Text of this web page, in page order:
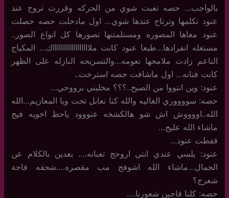
بالواجب… حصه تعبت شوي من الحركه وقررت تروح عند
عنود تكلمها وترتاح عندها شوي… اول مادخلت حصه حصلت
عنود معاها المصوره ومستلمتنها تصورها كل انواع الصور..
مستغله انفرادها…طبعا عنود كانت ملااااااااااااااااااك… المكياج
الناعم زادت ملامحها نعومه…والتسريحه النازله على الظهر
كانت فنانه… اول ماشافت حصه استرخت..
عنود: وين انتووا من الصبح..؟؟؟ مخليني برووحي…
حصه: سووووري الغاليه والله كنا نعابل تحت ويا المعازيم…الله
الله..اووووش اش شو هالكشخه عنووود ياحظ اخويه فيج
ماشاء الله عليج…
قفطت عنود…
عنود: يلسي عندي انتي اروحج تعبانه…. بعدين بالكلام عن
الجمال…ماشاء الله اشوفج مب مقصره….شحقه فاجة
شعرج؟
حصه: كلنا فاجين شعورنا….